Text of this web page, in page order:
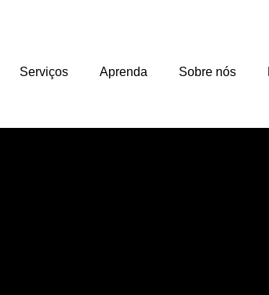
Serviços Aprenda Sobre nós